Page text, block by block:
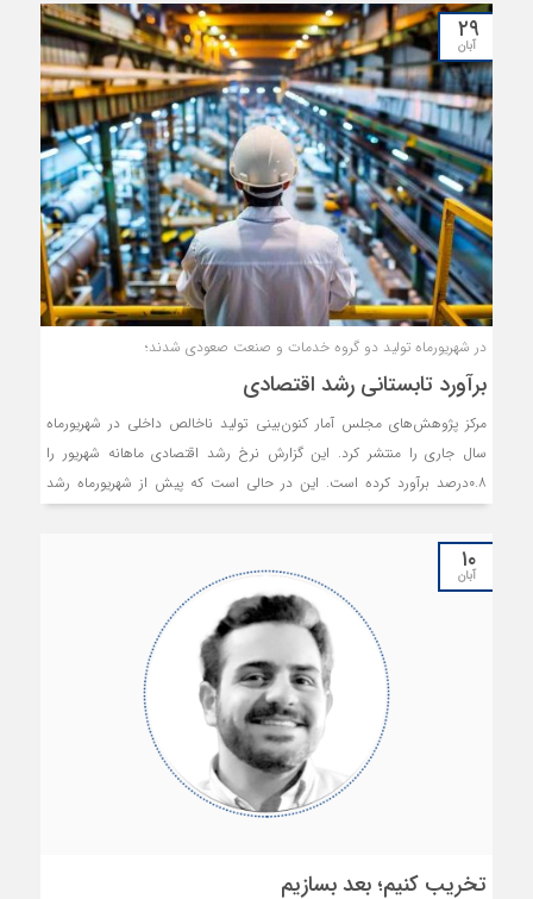
میلیارد دلار تولید ناخالص داخلی رتبه پنجم اقتصاد را در خاورمیانه به خود
اختصاص داده است.
۲۹
آبان
در شهریورماه تولید دو گروه خدمات و صنعت صعودی شدند؛
برآورد تابستانی رشد اقتصادی
مرکز پژوهش‌های مجلس آمار کنون‌بینی تولید ناخالص داخلی در شهریورماه
سال جاری را منتشر کرد. این گزارش نرخ رشد اقتصادی ماهانه شهریور را
۰.۸درصد برآورد کرده است. این در حالی است که پیش از شهریورماه رشد
اقتصادی در ۴ماه متوالی منفی گزارش شده بود. مثبت بودن نرخ رشد بخش‌
صنایع و معادن و گروه خدمات تاثیر عمده‌ای در رشد مثبت این ماه داشتند.
در مقابل بخش‌های کشاورزی، نفت و گاز طبیعی رشد منفی را تجربه کردند. بر
شده است که با وجود رشد مثبت در آخرین ماه این فصل، همچنان رقم منفی
باقی مانده است. رشد اقتصادی در ماه‌های اخیر روندی نوسانی داشته است.
هرچند برآورد رشد اقتصادی در شهریورماه مثبت اعلام شده است، با این حال
این آمار نمی‌تواند نشانه‌ای از بهبود وضعیت رفاهی باشد و تنها بخشی از افت
تولید در شرایط پس‌از جنگ را جبران کرده است.
۱۰
آبان
تخریب کنیم؛ بعد بسازیم